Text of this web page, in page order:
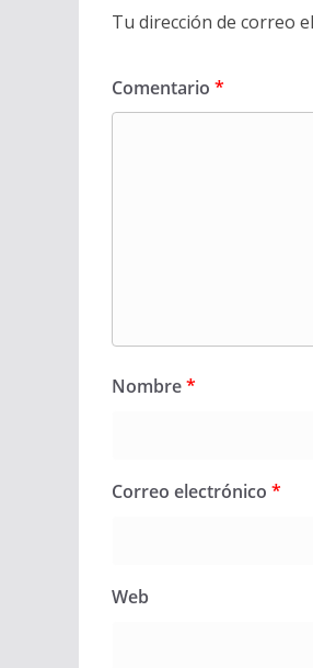
Tu dirección de correo
Comentario *
Nombre*
Correo electrónico *
Web